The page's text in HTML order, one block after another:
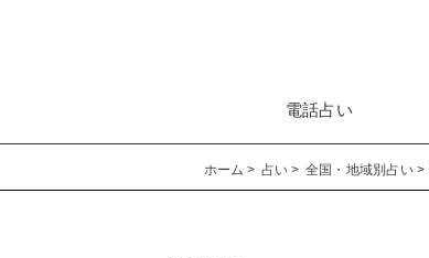
電話占い
ホーム 占い 全国・地域別占い